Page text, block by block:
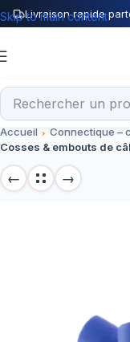
Livraison rapide
Skip to main content
Accueil Connectique –
Cosses & embouts de